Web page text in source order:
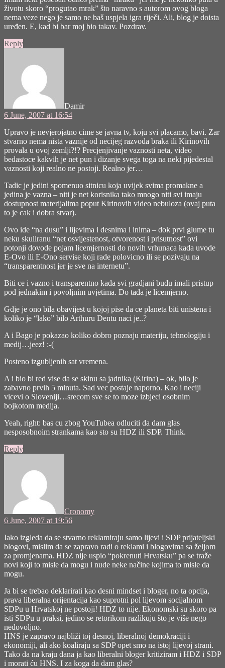
životu skoro “progutao mrak” što naravno s autorom ovog bloga
nema veze nego je samo ne baš uspjela igra riječi. Ali, blog je doista
uređen. E, kad bi bar moj bio takav. Pozdrav.
Reply
Damir
6 June, 2007 at 16:54
Upravo je nevjerojatno cime se javna tv, koju svi placamo, bavi. Zar
stvarno nema nista vaznije od necijeg razvoda braka ili Kirinovih
provala u ovoj zemlji?!? Precjenjivanje vaznosti neta, video
bedastoce kakvih je net pun i dizanje svega toga na neki pijedestal
vaznosti koji realno ne postoji. Realno jer…
Tadic je jedini spomenuo sitnicu koja uvijek svima promakne a
jedina je vazna – niti je net korisnika tako mnogo niti svi imaju
dostupnost materijalima poput Kirinovih video nebuloza (ovaj puta
to je cak i dobra stvar).
Ovo ide “na dusu” i lijevima i desnima i inima – dok prvi glume tu
neku skuliranu “net osvijestenost, otvorenost i prisutnost” ovi
potonji dovode pojam licemjernosti do novih vrhunaca kada uvode
E-Ovo ili E-Ono servise koji rade polovicno ili se pozivaju na
“transparentnost jer je sve na internetu”.
Biti ce i vazno i transparentno kada svi gradjani budu imali pristup
pod jednakim i povoljnim uvjetima. Do tada je licemjerno.
Gdje je ono bila obavijest u kojoj pise da ce planeta biti unistena i
koliko je “lako” bilo Arthuru Dentu naci je..?
A i Bago je pokazao koliko dobro poznaju materiju, tehnologiju i
medij…jeez! :-(
Posteno izgubljenih sat vremena.
A i bio bi red vise da se skinu sa jadnika (Kirina) – ok, bilo je
zabavno prvih 5 minuta. Sad vec postaje naporno. Kao i neciji
vicevi o Sloveniji…srecom sve se to moze izbjeci osobnim
bojkotom medija.
Yeah, right: bas cu zbog YouTubea odluciti da dam glas
nesposobnoim strankama kao sto su HDZ ili SDP. Think.
Reply
Cronomy
6 June, 2007 at 19:56
Iako izgleda da se stvarno reklamiraju samo lijevi i SDP prijateljski
blogovi, mislim da se zapravo radi o reklami i blogovima sa željom
za promjenama. HDZ nije uspio “pokrenuti Hrvatsku” pa se traže
novi koji to misle da mogu i nude neke načine kojima to misle da
mogu.
Ja bi se trebao deklarirati kao desni mindset i bloger, no ta opcija,
prava liberalna orijentacija kao suprotni pol lijevom socijalnom
SDPu u Hrvatskoj ne postoji! HDZ to nije. Ekonomski su skoro pa
isti SDPu u praksi, jedino se retorikom razlikuju što je više nego
nedovoljno.
HNS je zapravo najbliži toj desnoj, liberalnoj demokraciji i
ekonomiji, ali ako koaliraju sa SDP opet smo na istoj lijevoj strani.
Tako da na kraju dana ja kao liberalni bloger kritiziram i HDZ i SDP
i morati ću HNS. I za koga da dam glas?